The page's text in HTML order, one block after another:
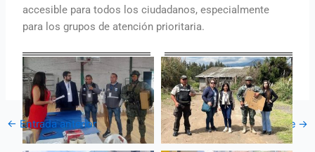
accesible para todos los ciudadanos, especialmente
para los grupos de atención prioritaria.
← Entrada anterior Entrada siguiente →